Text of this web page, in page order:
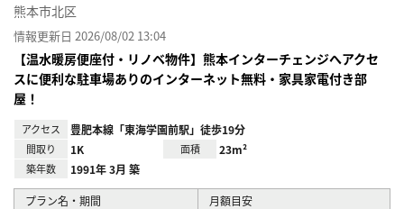
熊本市北区
情報更新日 2026/08/02 13:04
【温水暖房便座付・リノベ物件】熊本インターチェンジへアクセ
スに便利な駐車場ありのインターネット無料・家具家電付き部
屋！
アクセス 豊肥本線「東海学園前駅」徒歩19分
間取り 1K 面積 23m²
築年数 1991年 3月 築
プラン名・期間 月額目安